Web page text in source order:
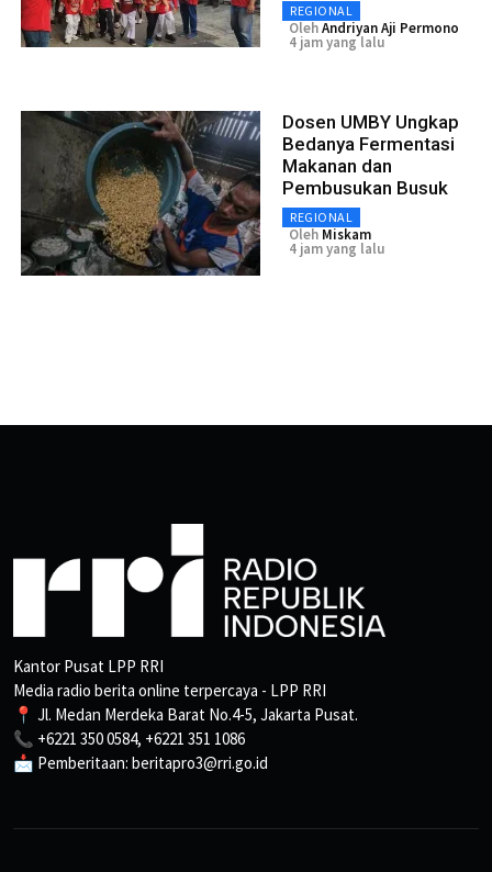
REGIONAL
OlehAndriyan Aji Permono
4 jam yang lalu
Dosen UMBY Ungkap
Bedanya Fermentasi
Makanan dan
Pembusukan Busuk
REGIONAL
Oleh Miskam
4 jam yang lalu
Kantor Pusat LPP RRI
Media radio berita online terpercaya - LPP RRI
📍 Jl. Medan Merdeka Barat No.4-5, Jakarta Pusat.
📞 +6221 350 0584, +6221 351 1086
📩 Pemberitaan: beritapro3@rri.go.id